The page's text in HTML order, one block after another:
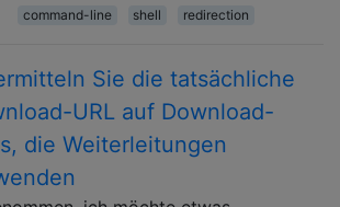
command-line shell redirection
Sie die tatsächliche
URL auf Download-
die Weiterleitungen